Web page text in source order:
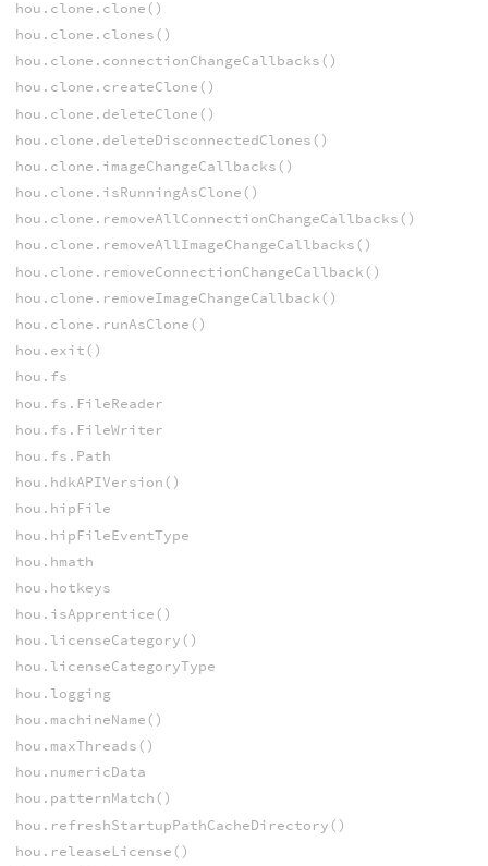
hou.clone.clone()
hou.clone.clones()
hou.clone.connectionChangeCallbacks()
hou.clone.createClone()
hou.clone.deleteClone()
hou.clone.deleteDisconnectedClones()
hou.clone.imageChangeCallbacks()
hou.clone.isRunningAsClone()
hou.clone.removeAllConnectionChangeCallbacks()
hou.clone.removeAllImageChangeCallbacks()
hou.clone.removeConnectionChangeCallback()
hou.clone.removeImageChangeCallback()
hou.clone.runAsClone()
hou.exit()
hou.fs
hou.fs.FileReader
hou.fs.FileWriter
hou.fs.Path
hou.hdkAPIVersion()
hou.hipFile
hou.hipFileEventType
hou.hmath
hou.hotkeys
hou.isApprentice()
hou.licenseCategory()
hou.licenseCategoryType
hou.logging
hou.machineName()
hou.maxThreads()
hou.numericData
hou.patternMatch()
hou.refreshStartupPathCacheDirectory()
hou.releaseLicense()